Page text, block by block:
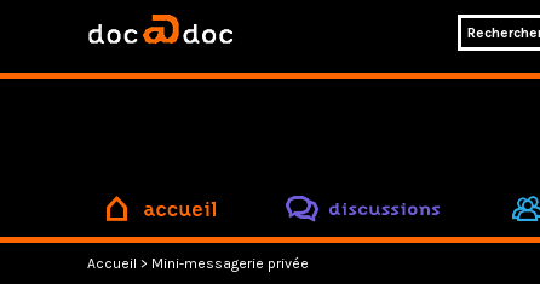
accueil discussions
Accueil > Mini-messagerie privée